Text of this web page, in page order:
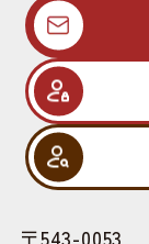
〒543-0053